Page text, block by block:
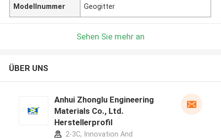
Modellnummer Geogitter
Sehen Sie mehr an
ÜBER UNS
Anhui Zhonglu Engineering
Materials Co., Ltd.
Herstellerprofil
2-3C, Innovation And